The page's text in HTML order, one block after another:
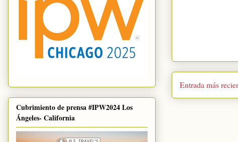
Entrada más
Cubrimiento de prensa #IPW2024 Los
Ángeles- California